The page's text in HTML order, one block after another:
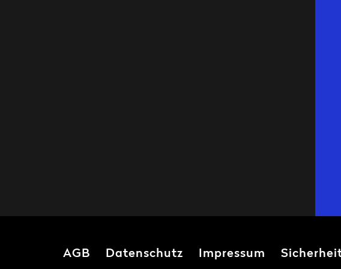
AGB Datenschutz Impressum